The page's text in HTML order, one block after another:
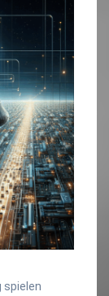
spielen